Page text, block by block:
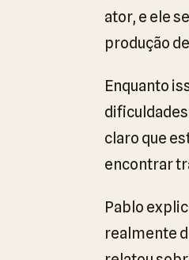
ator, e ele
produção
Enquanto
claro que
encontrar
Pablo
realmente